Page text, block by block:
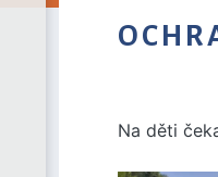
Na děti